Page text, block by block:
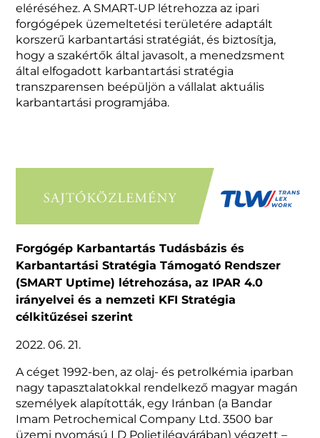
eléréséhez. A SMART-UP létrehozza az ipari
forgógépek üzemeltetési területére adaptált
korszerű karbantartási stratégiát, és biztosítja,
hogy a szakértők által javasolt, a menedzsment
által elfogadott karbantartási stratégia
transzparensen beépüljön a vállalat aktuális
karbantartási programjába.
Forgógép Karbantartás Tudásbázis és
Karbantartási Stratégia Támogató Rendszer
(SMART Uptime) létrehozása, az IPAR 4.0
irányelvei és a nemzeti KFI Stratégia
célkitűzései szerint
2022. 06. 21.
A céget 1992-ben, az olaj- és petrolkémia iparban
nagy tapasztalatokkal rendelkező magyar magán
személyek alapították, egy Iránban (a Bandar
Imam Petrochemical Company Ltd. 3500 bar
üzemi nyomású LD Polietilégyárában) végzett –